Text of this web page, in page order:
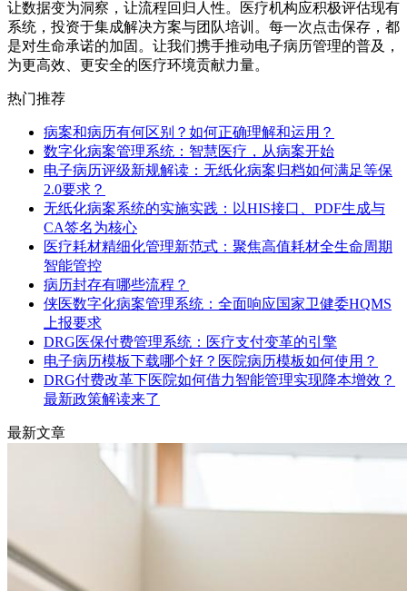
让数据变为洞察，让流程回归人性。医疗机构应积极评估现有
系统，投资于集成解决方案与团队培训。每一次点击保存，都
是对生命承诺的加固。让我们携手推动电子病历管理的普及，
为更高效、更安全的医疗环境贡献力量。
热门推荐
病案和病历有何区别？如何正确理解和运用？
数字化病案管理系统：智慧医疗，从病案开始
电子病历评级新规解读：无纸化病案归档如何满足等保
2.0要求？
无纸化病案系统的实施实践：以HIS接口、PDF生成与
CA签名为核心
医疗耗材精细化管理新范式：聚焦高值耗材全生命周期
智能管控
病历封存有哪些流程？
侠医数字化病案管理系统：全面响应国家卫健委HQMS
上报要求
DRG医保付费管理系统：医疗支付变革的引擎
电子病历模板下载哪个好？医院病历模板如何使用？
DRG付费改革下医院如何借力智能管理实现降本增效？
最新政策解读来了
最新文章